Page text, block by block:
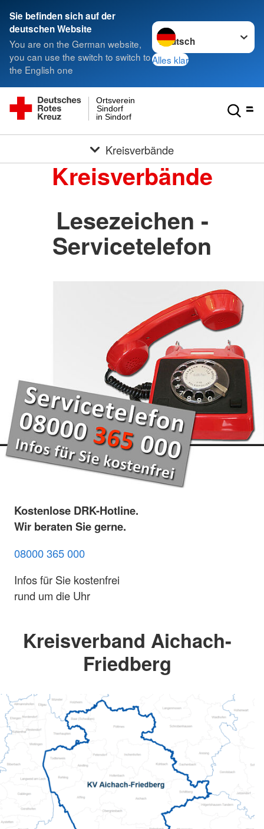
Sie befinden sich auf der
deutschen Website
You are on the German website,
you can use the switch to switch to
the English one
Sprache wechseln zu
Alles klar
in Sindorf
Sindorf
Ortsverein
Kreisverbände
Kreisverbände
Lesezeichen -
Servicetelefon
Kostenlose DRK-Hotline.
Wir beraten Sie gerne.
08000 365 000
Infos für Sie kostenfrei
rund um die Uhr
Kreisverband Aichach-
Friedberg